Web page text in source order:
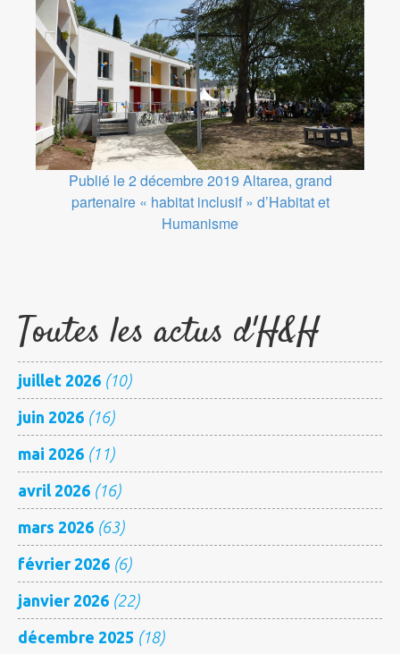
Publié le 2 décembre 2019 Altarea, grand
partenaire « habitat inclusif » d’Habitat et
Humanisme
Toutes les actus d'H&H
juillet 2026 (10)
juin 2026 (16)
mai 2026 (11)
avril 2026 (16)
mars 2026 (63)
février 2026 (6)
janvier 2026 (22)
décembre 2025 (18)